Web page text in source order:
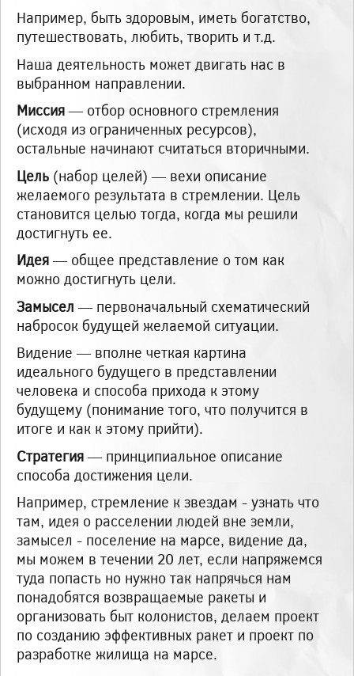
Например, быть здоровым, иметь богатство,
путешествовать, любить, творить и т.д.
Наша деятельность может двигать нас в
выбранном направлении.
Миссия— отбор основного стремления
(исходя из ограниченных ресурсов),
остальные начинают считаться вторичными.
Цель (набор целей) — вехи описание
желаемого результата в стремлении. Цель
становится целью тогда, когда мы решили
достигнуть ее.
Идея— общее представление о том как
можно достигнуть цели.
Замысел — первоначальный схематический
набросок будущей желаемой ситуации.
Видение — вполне четкая картина
идеального будущего в представлении
человека и способа прихода к этому
будущему (понимание того, что получится в
итоге и как к этому прийти).
Стратегия— принципиальное описание
способа достижения цели.
Например, стремление к звездам - узнать что
там, идея о расселении людей вне земли,
замысел - поселение на марсе, видение да,
мы можем в течении 20 лет, если напряжемся
туда попасть но нужно так напрячься нам
понадобятся возвращаемые ракеты и
организовать быт колонистов, делаем проект
по созданию эффективных ракет и проект по
разработке жилища на марсе.